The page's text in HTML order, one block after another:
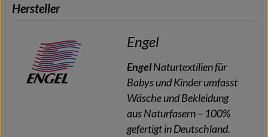
Hersteller
Engel
EngelNaturtextilien für
Babys und Kinder umfasst
Wäsche und Bekleidung
aus Naturfasern – 100%
gefertigt in Deutschland.